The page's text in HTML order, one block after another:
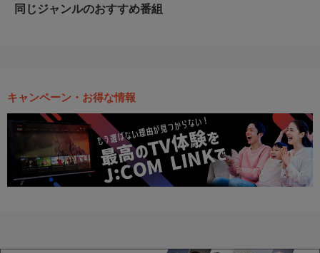
同じジャンルのおすすめ番組
キャンペーン・お得な情報